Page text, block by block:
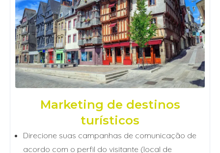
Marketing de destinos
turísticos
Direcione suas campanhas de comunicação de
acordo com o perfil do visitante (local de